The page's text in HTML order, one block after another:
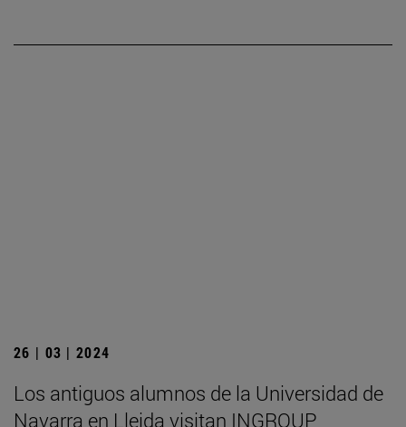
26 | 03 | 2024
Los antiguos alumnos de la Universidad de
Navarra en Lleida visitan INGROUP